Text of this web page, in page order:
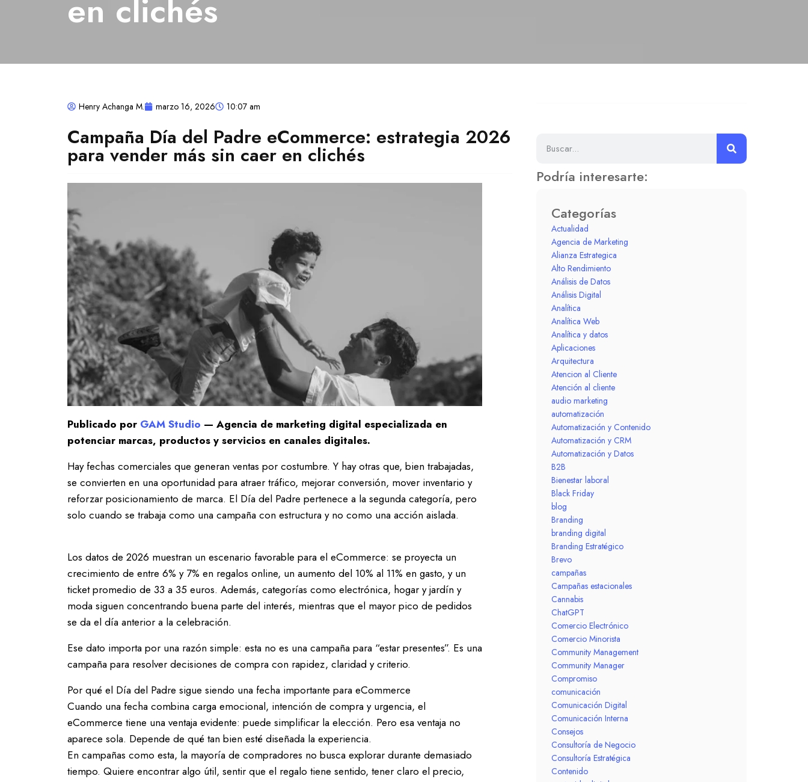
en clichés
Henry Achanga M. marzo 16, 2026 10:07 am
Campaña Día del Padre eCommerce: estrategia 2026
para vender más sin caer en clichés
Publicado por GAM Studio — Agencia de marketing digital especializada en
potenciar marcas, productos y servicios en canales digitales.
Hay fechas comerciales que generan ventas por costumbre. Y hay otras que, bien trabajadas,
se convierten en una oportunidad para atraer tráfico, mejorar conversión, mover inventario y
reforzar posicionamiento de marca. El Día del Padre pertenece a la segunda categoría, pero
solo cuando se trabaja como una campaña con estructura y no como una acción aislada.
Los datos de 2026 muestran un escenario favorable para el eCommerce: se proyecta un
crecimiento de entre 6% y 7% en regalos online, un aumento del 10% al 11% en gasto, y un
ticket promedio de 33 a 35 euros. Además, categorías como electrónica, hogar y jardín y
moda siguen concentrando buena parte del interés, mientras que el mayor pico de pedidos
se da el día anterior a la celebración.
Ese dato importa por una razón simple: esta no es una campaña para “estar presentes”. Es una
campaña para resolver decisiones de compra con rapidez, claridad y criterio.
Por qué el Día del Padre sigue siendo una fecha importante para eCommerce
Cuando una fecha combina carga emocional, intención de compra y urgencia, el
eCommerce tiene una ventaja evidente: puede simplificar la elección. Pero esa ventaja no
aparece sola. Depende de qué tan bien esté diseñada la experiencia.
En campañas como esta, la mayoría de compradores no busca explorar durante demasiado
tiempo. Quiere encontrar algo útil, sentir que el regalo tiene sentido, tener claro el precio,
Podría interesarte:
Categorías
Actualidad
Agencia de Marketing
Alianza Estrategica
Alto Rendimiento
Análisis de Datos
Análisis Digital
Analítica
Analítica Web
Analítica y datos
Aplicaciones
Arquitectura
Atencion al Cliente
Atención al cliente
audio marketing
automatización
Automatización y Contenido
Automatización y CRM
Automatización y Datos
B2B
Bienestar laboral
Black Friday
blog
Branding
branding digital
Branding Estratégico
Brevo
campañas
Campañas estacionales
Cannabis
ChatGPT
Comercio Electrónico
Comercio Minorista
Community Management
Community Manager
Compromiso
comunicación
Comunicación Digital
Comunicación Interna
Consejos
Consultoría de Negocio
Consultoría Estratégica
Contenido